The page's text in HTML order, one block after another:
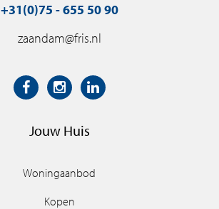
+31(0)75 - 655 50 90
zaandam@fris.nl
Jouw Huis
Woningaanbod
Kopen